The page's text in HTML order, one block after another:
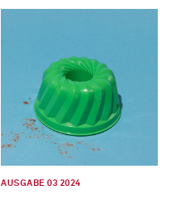
AUSGABE 03 2024